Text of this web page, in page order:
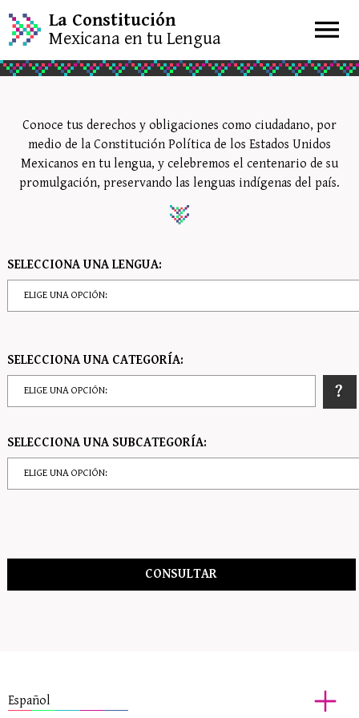
La Constitución
Mexicana en tu Lengua
Conoce tus derechos y obligaciones como ciudadano, por
medio de la Constitución Política de los Estados Unidos
Mexicanos en tu lengua, y celebremos el centenario de su
promulgación, preservando las lenguas indígenas del país.
SELECCIONA UNA LENGUA:
SELECCIONA UNA CATEGORÍA:
SELECCIONA UNA SUBCATEGORÍA:
Español